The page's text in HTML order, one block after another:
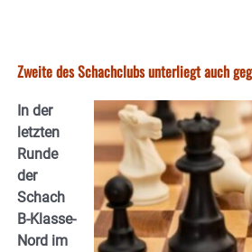
Zweite des Schachclubs unterliegt auch
In der
letzten
Runde
der
Schach
B-Klasse-
Nord im